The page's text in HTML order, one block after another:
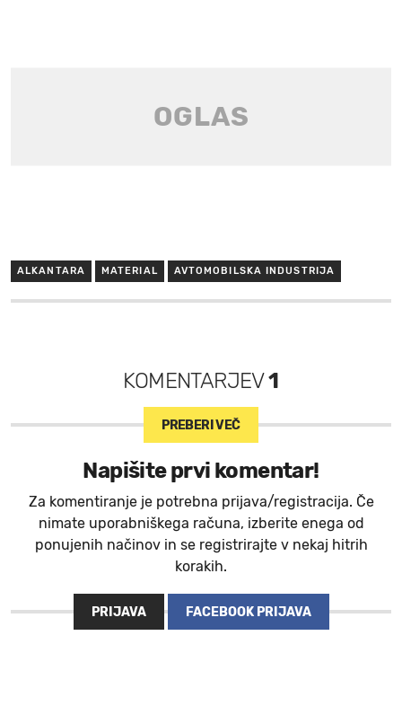
ALKANTARA MATERIAL AVTOMOBILSKA INDUSTRIJA
KOMENTARJEV1
PREBERI VEČ
Napišite prvi komentar!
Za komentiranje je potrebna prijava/registracija. Če
nimate uporabniškega računa, izberite enega od
ponujenih načinov in se registrirajte v nekaj hitrih
korakih.
PRIJAVA FACEBOOK PRIJAVA